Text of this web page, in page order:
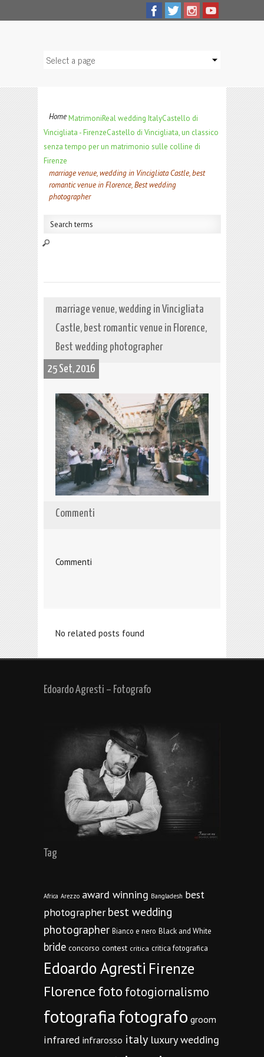
HomeMatrimoniReal wedding ItalyCastello di
Vincigliata - FirenzeCastello di Vincigliata, un classico
senza tempo per un matrimonio sulle colline di
Firenze
marriage venue, wedding in Vincigliata Castle, best
romantic venue in Florence, Best wedding
photographer
marriage venue, wedding in Vincigliata
Castle, best romantic venue in Florence,
Best wedding photographer
25 Set, 2016
Commenti
Commenti
No related posts found
Edoardo Agresti – Fotografo
Tag
Africa Arezzo award winning Bangladesh best
photographer best wedding
photographer Bianco e nero Black and White
bride concorso contest critica critica fotografica
Edoardo Agresti Firenze
Florencefoto fotogiornalismo
fotografiafotografo groom
infrared infrarosso italy luxury wedding